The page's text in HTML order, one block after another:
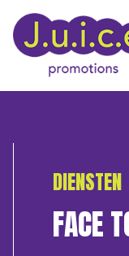
DIENSTEN
FACE